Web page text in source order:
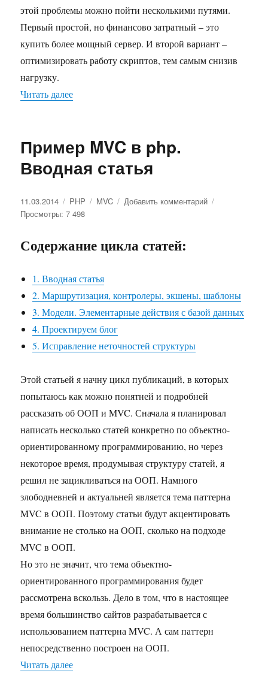
этой проблемы можно пойти несколькими путями.
Первый простой, но финансово затратный – это
купить более мощный сервер. И второй вариант –
оптимизировать работу скриптов, тем самым снизив
нагрузку.
Читать далее
Пример MVC в php.
Вводная статья
Опубликовано
11.03.2014 Рубрики
PHP Метки
MVC Добавить комментарий
Просмотры: 7 498
Содержание цикла статей:
1. Вводная статья
2. Маршрутизация, контролеры, экшены, шаблоны
3. Модели. Элементарные действия с базой данных
4. Проектируем блог
5. Исправление неточностей структуры
Этой статьей я начну цикл публикаций, в которых
попытаюсь как можно понятней и подробней
рассказать об ООП и MVC. Сначала я планировал
написать несколько статей конкретно по объектно-
ориентированному программированию, но через
некоторое время, продумывая структуру статей, я
решил не зацикливаться на ООП. Намного
злободневней и актуальней является тема паттерна
MVC в ООП. Поэтому статьи будут акцентировать
внимание не столько на ООП, сколько на подходе
MVC в ООП.
Но это не значит, что тема объектно-
ориентированного программирования будет
рассмотрена вскользь. Дело в том, что в настоящее
время большинство сайтов разрабатывается с
использованием паттерна MVC. А сам паттерн
непосредственно построен на ООП.
Читать далее